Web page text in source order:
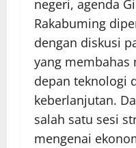
negeri, agenda
Rakabuming
dengan diskusi
yang membahas
depan teknologi
keberlanjutan.
salah satu sesi
mengenai